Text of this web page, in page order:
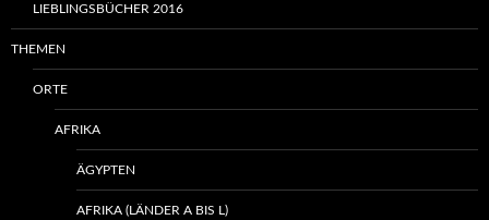
LIEBLINGSBÜCHER 2016
THEMEN
ORTE
AFRIKA
ÄGYPTEN
AFRIKA (LÄNDER A BIS L)